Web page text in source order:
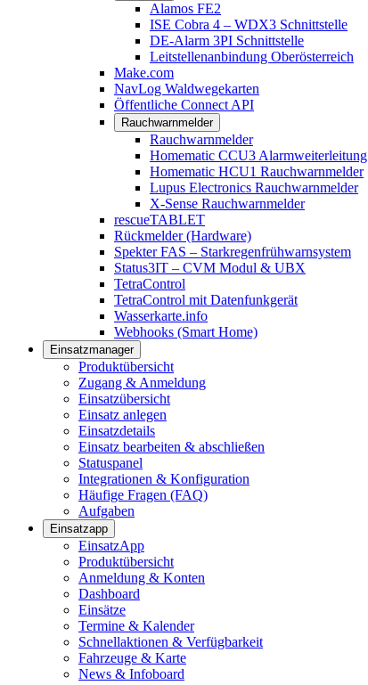
Alamos FE2
ISE Cobra 4 – WDX3 Schnittstelle
DE-Alarm 3PI Schnittstelle
Leitstellenanbindung Oberösterreich
Make.com
NavLog Waldwegekarten
Öffentliche Connect API
Rauchwarnmelder
Rauchwarnmelder
Homematic CCU3 Alarmweiterleitung
Homematic HCU1 Rauchwarnmelder
Lupus Electronics Rauchwarnmelder
X-Sense Rauchwarnmelder
rescueTABLET
Rückmelder (Hardware)
Spekter FAS – Starkregenfrühwarnsystem
Status3IT – CVM Modul & UBX
TetraControl
TetraControl mit Datenfunkgerät
Wasserkarte.info
Webhooks (Smart Home)
Einsatzmanager
Produktübersicht
Zugang & Anmeldung
Einsatzübersicht
Einsatz anlegen
Einsatzdetails
Einsatz bearbeiten & abschließen
Statuspanel
Integrationen & Konfiguration
Häufige Fragen (FAQ)
Aufgaben
Einsatzapp
EinsatzApp
Produktübersicht
Anmeldung & Konten
Dashboard
Einsätze
Termine & Kalender
Schnellaktionen & Verfügbarkeit
Fahrzeuge & Karte
News & Infoboard